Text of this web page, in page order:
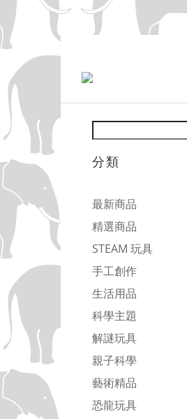
分類
最新商品
精選商品
STEAM 玩具
手工創作
生活用品
科學主題
解謎玩具
親子科學
藝術精品
恐龍玩具